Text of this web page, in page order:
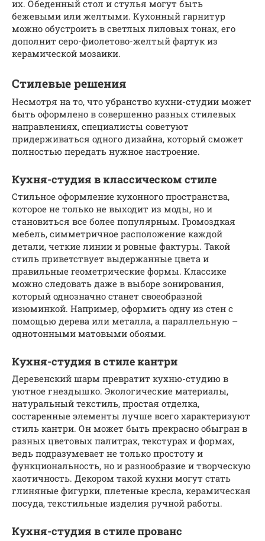
их. Обеденный стол и стулья могут быть
бежевыми или желтыми. Кухонный гарнитур
можно обустроить в светлых лиловых тонах, его
дополнит серо-фиолетово-желтый фартук из
керамической мозаики.
Стилевые решения
Несмотря на то, что убранство кухни-студии может
быть оформлено в совершенно разных стилевых
направлениях, специалисты советуют
придерживаться одного дизайна, который сможет
полностью передать нужное настроение.
Кухня-студия в классическом стиле
Стильное оформление кухонного пространства,
которое не только не выходит из моды, но и
становиться все более популярным. Громоздкая
мебель, симметричное расположение каждой
детали, четкие линии и ровные фактуры. Такой
стиль приветствует выдержанные цвета и
правильные геометрические формы. Классике
можно следовать даже в выборе зонирования,
который однозначно станет своеобразной
изюминкой. Например, оформить одну из стен с
помощью дерева или металла, а параллельную –
однотонными матовыми обоями.
Кухня-студия в стиле кантри
Деревенский шарм превратит кухню-студию в
уютное гнездышко. Экологические материалы,
натуральный текстиль, простая отделка,
состаренные элементы лучше всего характеризуют
стиль кантри. Он может быть прекрасно обыгран в
разных цветовых палитрах, текстурах и формах,
ведь подразумевает не только простоту и
функциональность, но и разнообразие и творческую
хаотичность. Декором такой кухни могут стать
глиняные фигурки, плетеные кресла, керамическая
посуда, текстильные изделия ручной работы.
Кухня-студия в стиле прованс